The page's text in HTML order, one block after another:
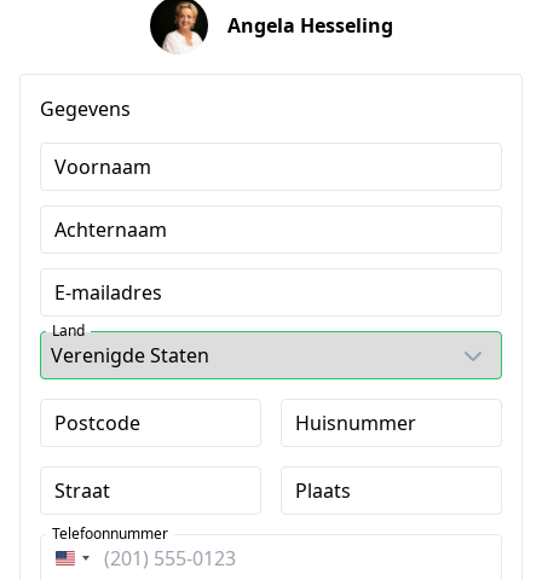
Angela Hesseling
Gegevens
Voornaam
Achternaam
E-mailadres
Land
Postcode Huisnummer
Straat Plaats
Verenigde
Telefoonnummer